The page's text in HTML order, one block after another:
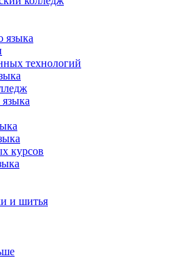
языка
технологий
языка
курсов
и шитья